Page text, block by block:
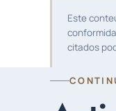
Este
citados